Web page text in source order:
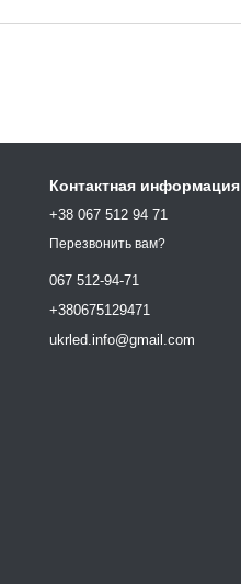
Контактная информация
+38 067 512 94 71
Перезвонить вам?
067 512-94-71
+380675129471
ukrled.info@gmail.com